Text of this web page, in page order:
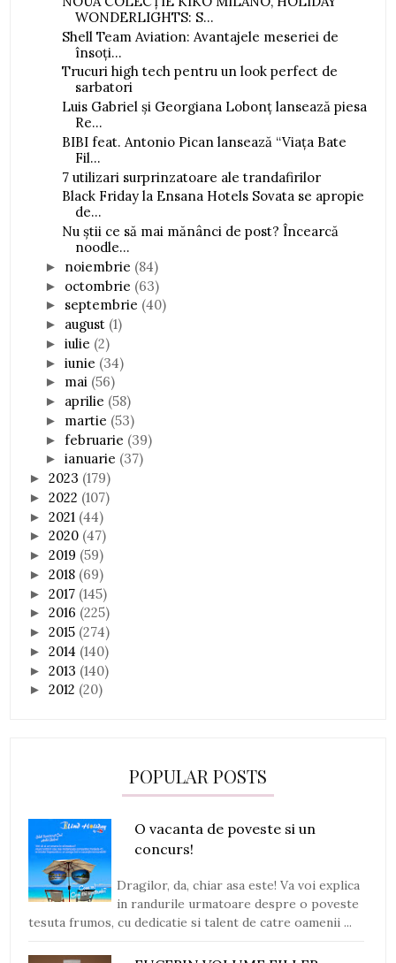
WONDERLIGHTS: S...
Shell Team Aviation: Avantajele meseriei de
însoți...
Trucuri high tech pentru un look perfect de
sarbatori
Luis Gabriel și Georgiana Lobonț lansează piesa
Re...
BIBI feat. Antonio Pican lansează “Viața Bate
Fil...
7 utilizari surprinzatoare ale trandafirilor
Black Friday la Ensana Hotels Sovata se apropie
de...
Nu știi ce să mai mănânci de post? Încearcă
noodle...
► noiembrie (84)
► octombrie (63)
► septembrie (40)
► august (1)
►iulie (2)
►iunie (34)
► mai (56)
► aprilie (58)
► martie (53)
►februarie (39)
►ianuarie (37)
►2023 (179)
►2022 (107)
►2021 (44)
►2020 (47)
►2019 (59)
►2018 (69)
►2017 (145)
►2016 (225)
►2015 (274)
►2014 (140)
►2013 (140)
►2012 (20)
POPULAR POSTS
O vacanta de poveste si un
concurs!
Dragilor, da, chiar asa este! Va voi explica
in randurile urmatoare despre o poveste
tesuta frumos, cu dedicatie si talent de catre oamenii ...